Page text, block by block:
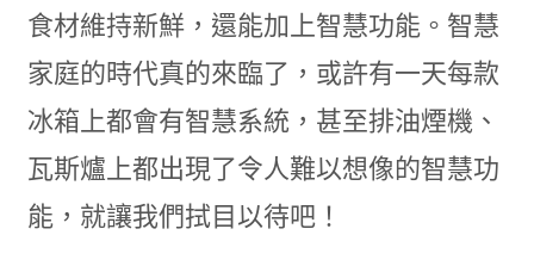
食材維持新鮮，還能加上智慧功能。智慧
家庭的時代真的來臨了，或許有一天每款
冰箱上都會有智慧系統，甚至排油煙機、
瓦斯爐上都出現了令人難以想像的智慧功
能，就讓我們拭目以待吧！